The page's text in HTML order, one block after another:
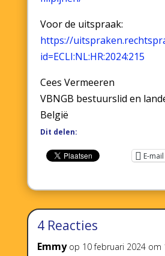
Voor de uitspraak:
https://
id=ECLI:NL:HR:2024:215
Cees Vermeeren
VBNGB bestuurslid en
België
Dit delen:
E-mail
4 Reacties
Emmy op 10 februari 2024 om